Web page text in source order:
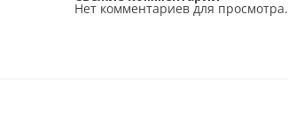
Нет комментариев для просмотра.